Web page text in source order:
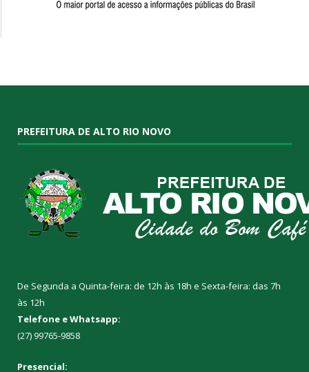
PREFEITURA DE ALTO RIO NOVO
De Segunda a Quinta-feira: de 12h às 18h e Sexta-feira: das 7h
às 12h
Telefone e Whatsapp:
(27) 99765-9858
Presencial: